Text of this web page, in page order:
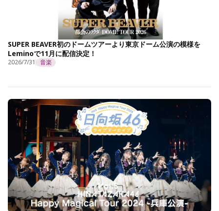
SUPER BEAVER初のドームツアーより東京ドーム公演の模様を
Leminoで11月に配信決定！
2026/7/31 音楽